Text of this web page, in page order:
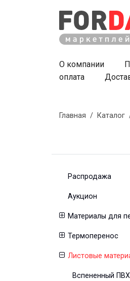
О компании
оплата
Главная / Каталог
Распродажа
Аукцион
Материалы для
Термоперенос
Листовые
Вспененный ПВХ